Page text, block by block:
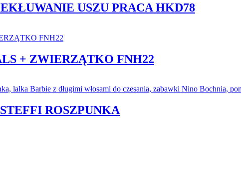
USZU PRACA HKD78
+ ZWIERZĄTKO FNH22
ROSZPUNKA